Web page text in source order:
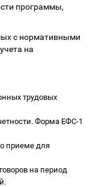
программы,
с нормативными
на
трудовых
Форма ЕФС-1
о приеме для
на период